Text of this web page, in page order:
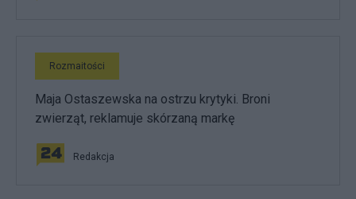
Rozmaitości
Maja Ostaszewska na ostrzu krytyki. Broni
zwierząt, reklamuje skórzaną markę
Redakcja